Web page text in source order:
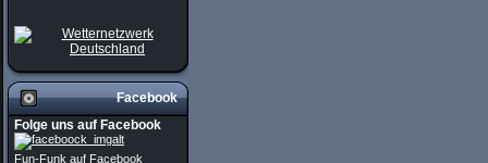
Facebook
Folge uns auf Facebook
Fun-Funk auf Facebook